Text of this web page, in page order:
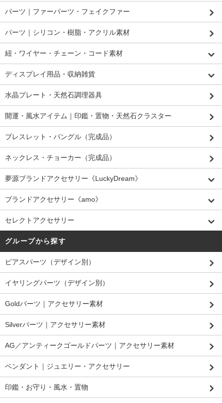
パーツ｜ファーパーツ・フェイクファー
パーツ｜シリコン・樹脂・アクリル素材
紐・ワイヤー・チェーン・コード素材
ディスプレイ用品・収納雑貨
水晶プレート・天然石調理器具
開運・風水アイテム｜印鑑・置物・天然石クラスター
ブレスレット・バングル（完成品）
ネックレス・チョーカー（完成品）
夢源ブランドアクセサリー《LuckyDream》
ブランドアクセサリー《amo》
セレクトアクセサリー
グループから探す
ピアスパーツ（デザイン別）
イヤリングパーツ（デザイン別）
Goldパーツ｜アクセサリー素材
Silverパーツ｜アクセサリー素材
AG／アンティークゴールドパーツ｜アクセサリー素材
ペンダント｜ジュエリー・アクセサリー
印鑑・お守り・風水・置物